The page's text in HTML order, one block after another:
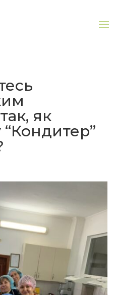
як
“Кондитер”